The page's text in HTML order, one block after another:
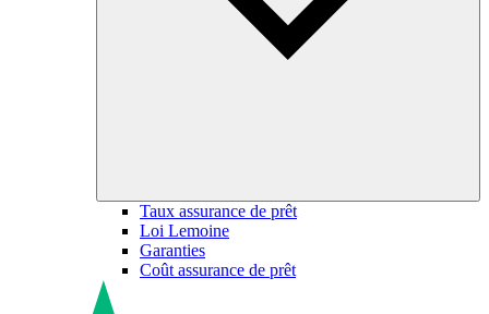
Taux assurance de prêt
Loi Lemoine
Garanties
Coût assurance de prêt